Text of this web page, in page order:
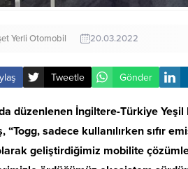
Yerli Otomobil 20.03.2022
Tweetle Gönder
düzenlenen İngiltere-Türkiye Yeşil
“Togg, sadece kullanılırken sıfır
geliştirdiğimiz mobilite